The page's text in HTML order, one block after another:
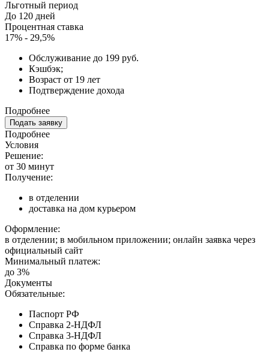
Льготный период
До 120 дней
Процентная ставка
17% - 29,5%
Обслуживание до 199 руб.
Кэшбэк;
Возраст от 19 лет
Подтверждение дохода
Подробнее
Подать заявку
Подробнее
Условия
Решение:
от 30 минут
Получение:
в отделении
доставка на дом курьером
Оформление:
в отделении; в мобильном приложении; онлайн заявка через
официальный сайт
Минимальный платеж:
до 3%
Документы
Обязательные:
Паспорт РФ
Справка 2-НДФЛ
Справка 3-НДФЛ
Справка по форме банка